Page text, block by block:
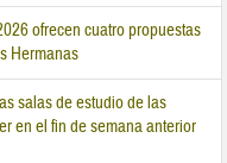
ofrecen cuatro propuestas
Hermanas
salas de estudio de las
en el fin de semana anterior